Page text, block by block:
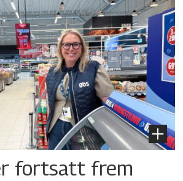
fortsatt frem